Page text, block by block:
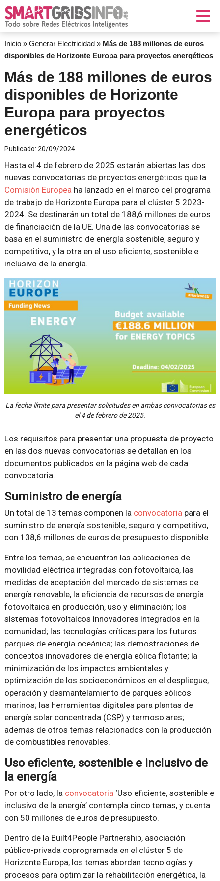
Inicio» Generar Electricidad» Más de 188 millones de euros
disponibles de Horizonte Europa para proyectos energéticos
Más de 188 millones de euros
disponibles de Horizonte
Europa para proyectos
energéticos
Publicado: 20/09/2024
Hasta el 4 de febrero de 2025 estarán abiertas las dos
nuevas convocatorias de proyectos energéticos que la
Comisión Europeaha lanzado en el marco del programa
de trabajo de Horizonte Europa para el clúster 5 2023-
2024. Se destinarán un total de 188,6 millones de euros
de financiación de la UE. Una de las convocatorias se
basa en el suministro de energía sostenible, seguro y
competitivo, y la otra en el uso eficiente, sostenible e
inclusivo de la energía.
La fecha límite para presentar solicitudes en ambas convocatorias es
el 4 de febrero de 2025.
Los requisitos para presentar una propuesta de proyecto
en las dos nuevas convocatorias se detallan en los
documentos publicados en la página web de cada
convocatoria.
Suministro de energía
Un total de 13 temas componen la convocatoriapara el
suministro de energía sostenible, seguro y competitivo,
con 138,6 millones de euros de presupuesto disponible.
Entre los temas, se encuentran las aplicaciones de
movilidad eléctrica integradas con fotovoltaica, las
medidas de aceptación del mercado de sistemas de
energía renovable, la eficiencia de recursos de energía
fotovoltaica en producción, uso y eliminación; los
sistemas fotovoltaicos innovadores integrados en la
comunidad; las tecnologías críticas para los futuros
parques de energía oceánica; las demostraciones de
conceptos innovadores de energía eólica flotante; la
minimización de los impactos ambientales y
optimización de los socioeconómicos en el despliegue,
operación y desmantelamiento de parques eólicos
marinos; las herramientas digitales para plantas de
energía solar concentrada (CSP) y termosolares;
además de otros temas relacionados con la producción
de combustibles renovables.
Uso eficiente, sostenible e inclusivo de
la energía
Por otro lado, la convocatoria‘Uso eficiente, sostenible e
inclusivo de la energía’ contempla cinco temas, y cuenta
con 50 millones de euros de presupuesto.
Dentro de la Built4People Partnership, asociación
público-privada coprogramada en el clúster 5 de
Horizonte Europa, los temas abordan tecnologías y
procesos para optimizar la rehabilitación energética, la